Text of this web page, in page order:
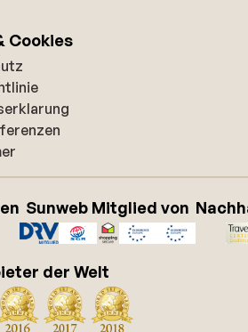
Cookies
Sunweb Mitglied von
der Welt